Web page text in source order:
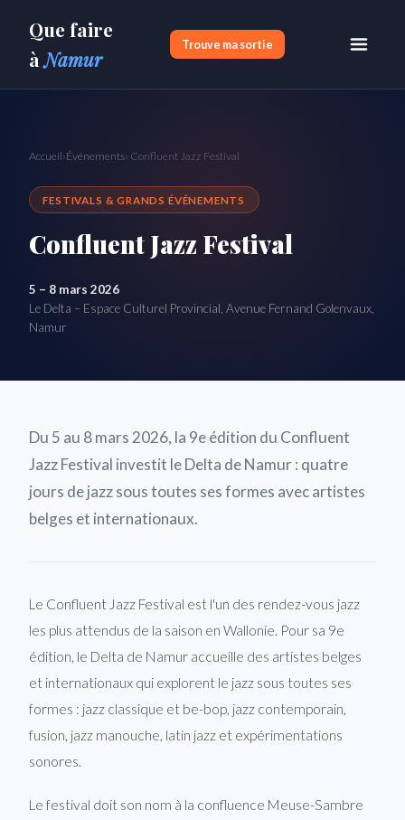
Que faire
àNamur
Trouve ma sortie
Accueil›Événements› Confluent Jazz Festival
FESTIVALS & GRANDS ÉVÉNEMENTS
Confluent Jazz Festival
5 – 8 mars 2026
Le Delta – Espace Culturel Provincial, Avenue Fernand Golenvaux,
Namur
Du 5 au 8 mars 2026, la 9e édition du Confluent
Jazz Festival investit le Delta de Namur : quatre
jours de jazz sous toutes ses formes avec artistes
belges et internationaux.
Le Confluent Jazz Festival est l'un des rendez-vous jazz
les plus attendus de la saison en Wallonie. Pour sa 9e
édition, le Delta de Namur accueille des artistes belges
et internationaux qui explorent le jazz sous toutes ses
formes : jazz classique et be-bop, jazz contemporain,
fusion, jazz manouche, latin jazz et expérimentations
sonores.
Le festival doit son nom à la confluence Meuse-Sambre